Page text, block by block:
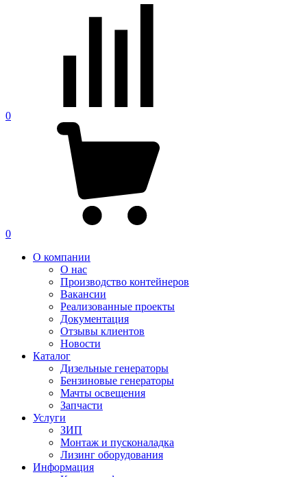
0
0
О компании
О нас
Производство контейнеров
Вакансии
Реализованные проекты
Документация
Отзывы клиентов
Новости
Каталог
Дизельные генераторы
Бензиновые генераторы
Мачты освещения
Запчасти
Услуги
ЗИП
Монтаж и пусконаладка
Лизинг оборудования
Информация